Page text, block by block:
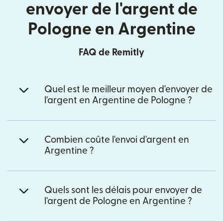
envoyer de l'argent de
Pologne en Argentine
FAQ de Remitly
Quel est le meilleur moyen d'envoyer de
l'argent en Argentine de Pologne ?
Combien coûte l'envoi d'argent en
Argentine ?
Quels sont les délais pour envoyer de
l'argent de Pologne en Argentine ?